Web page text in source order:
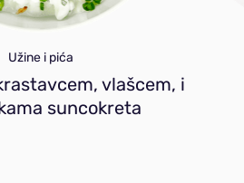
Užine i pića
vlašcem, i
suncokreta